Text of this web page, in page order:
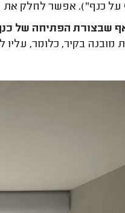
על כנף"). אפשר לחלק את
שבצורת הפתיחה של כנף
מובנה בקיר, כלומר, עליו